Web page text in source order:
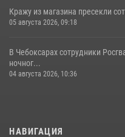
Кражу из магазина пресекли
05 августа 2026, 09:18
В Чебоксарах сотрудники
ночног...
04 августа 2026, 10:36
НАВИГАЦИЯ